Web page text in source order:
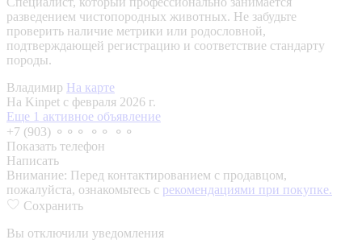
разведением чистопородных животных. Не забудьте
проверить наличие метрики или родословной,
подтверждающей регистрацию и соответствие стандарту
породы.
Владимир На карте
На Kinpet c февраля 2026 г.
Еще 1 активное объявление
+7 (903) ⚬⚬⚬ ⚬⚬ ⚬⚬
Показать телефон
Написать
Внимание: Перед контактированием с продавцом,
пожалуйста, ознакомьтесь с рекомендациями при покупке.
Сохранить
Вы отключили уведомления